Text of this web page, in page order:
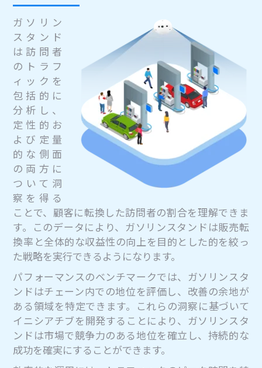
ガソリン
スタンド
は訪問者
のトラフ
ィックを
包括的に
分析し、
定性的お
よび定量
的な側面
の両方に
ついて洞
察を得る
ことで、顧客に転換した訪問者の割合を理解できま
す。このデータにより、ガソリンスタンドは販売転
換率と全体的な収益性の向上を目的とした的を絞っ
た戦略を実行できるようになります。
パフォーマンスのベンチマークでは、ガソリンスタ
ンドはチェーン内での地位を評価し、改善の余地が
ある領域を特定できます。これらの洞察に基づいて
イニシアチブを開発することにより、ガソリンスタ
ンドは市場で競争力のある地位を確立し、持続的な
成功を確実にすることができます。